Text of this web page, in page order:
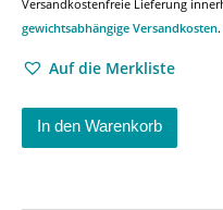
Versandkostenfreie Lieferung
gewichtsabhängige Versandkosten.
Auf die Merkliste
In den Warenkorb